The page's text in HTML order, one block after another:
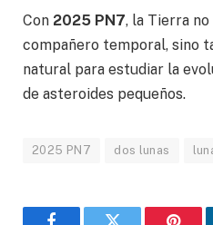
Con 2025 PN7, la Tierra no
compañero temporal, sino
natural para estudiar la
de asteroides pequeños.
2025 PN7 dos lunas